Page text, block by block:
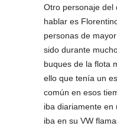
Otro personaje del
hablar es
personas de
sido durante
buques de la flota
ello que tenía un
común en esos
iba diariamente en
iba en su VW